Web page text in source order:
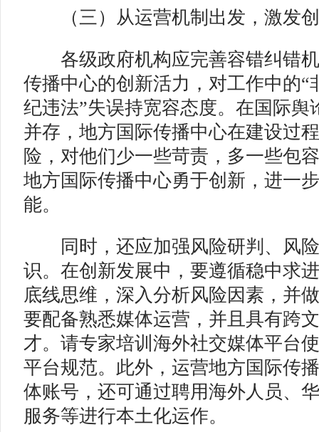
（三）从运营机制出发，激发
各级政府机构应完善容错纠错机
传播中心的创新活力，对工作中的“
纪违法”失误持宽容态度。在国际舆
并存，地方国际传播中心在建设过
险，对他们少一些苛责，多一些包
地方国际传播中心勇于创新，进一
能。
同时，还应加强风险研判、风险
识。在创新发展中，要遵循稳中求
底线思维，深入分析风险因素，并
要配备熟悉媒体运营，并且具有跨
才。请专家培训海外社交媒体平台
平台规范。此外，运营地方国际传
体账号，还可通过聘用海外人员、
服务等进行本土化运作。